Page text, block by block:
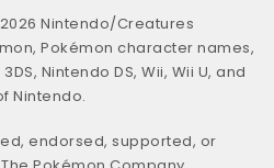
Nintendo/Creatures
Pokémon character names,
Nintendo DS, Wii, Wii U, and
Nintendo.
endorsed, supported, or